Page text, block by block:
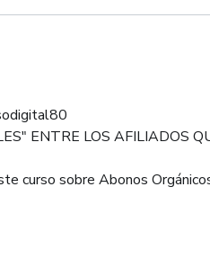
ENTRE LOS AFILIADOS
curso sobre Abonos